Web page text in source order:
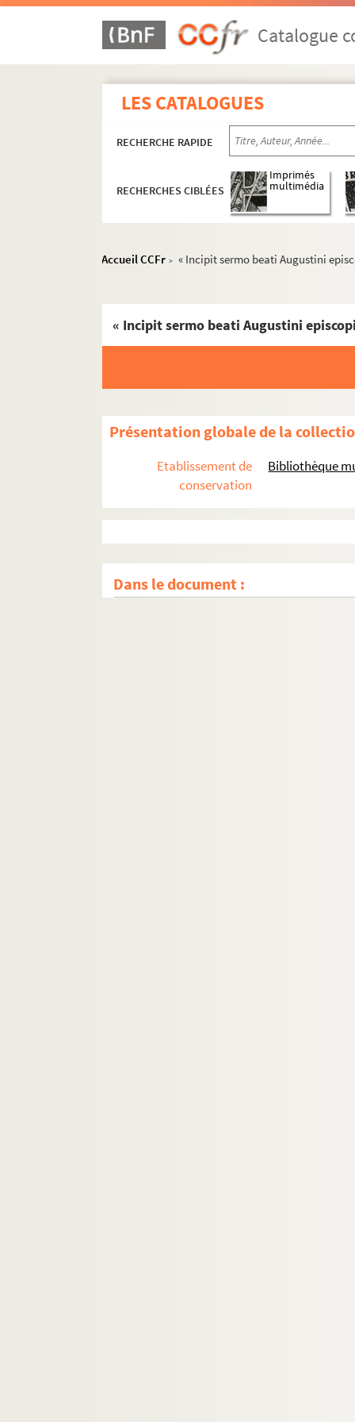
Catalogue
LES CATALOGUES
RECHERCHE RAPIDE
RECHERCHES CIBLÉES
Imprimés
multimédia
Accueil CCFr > « Incipit sermo beati Augustini
Présentation globale de la
Etablissement de
conservation
Bibliothèque
Dans le document :